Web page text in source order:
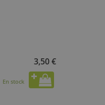
3,50 €
En stock